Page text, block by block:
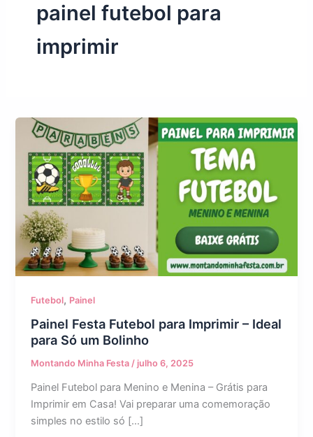
painel futebol para
imprimir
Futebol, Painel
Painel Festa Futebol para Imprimir – Ideal
para Só um Bolinho
Montando Minha Festa/ julho 6, 2025
Painel Futebol para Menino e Menina – Grátis para
Imprimir em Casa! Vai preparar uma comemoração
simples no estilo só […]